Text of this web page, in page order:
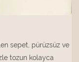
sepet, pürüzsüz ve
tozun kolayca